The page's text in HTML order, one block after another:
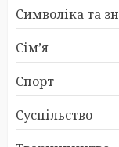
Символіка та
Сім’я
Спорт
Суспільство